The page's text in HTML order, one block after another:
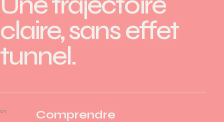
claire, sans effet
tunnel.
01 Comprendre